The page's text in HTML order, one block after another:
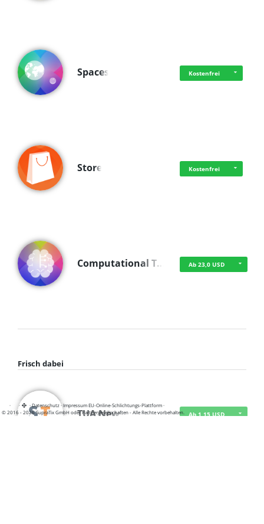
Spaces Kostenfrei
Store Kostenfrei
Computational T… Ab 23,0 USD
Frisch dabei
TUA News Ab 1,15 USD
· · ·Datenschutz·Impressum EU-Online-Schlichtungs-Plattform·
© 2016 - 2026 SupraTix GmbH oder Partnergesellschaften - Alle Rechte vorbehalten.